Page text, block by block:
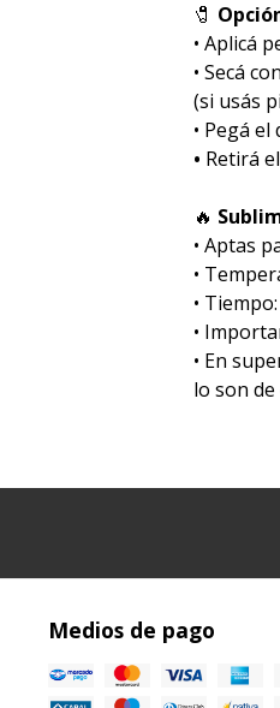
🧷
• Aplicá
• Secá
(si usás
• Pegá
• Retirá
🔥
•⁠ ⁠Aptas
•⁠
•⁠
•⁠
• En
lo son
Medios de pago